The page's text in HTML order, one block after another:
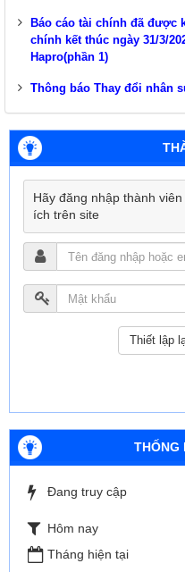
Báo cáo tài chính đã được
chính kết thúc ngày 31/3/
Hapro(phần 1)
Thông báo Thay đổi nhân
Hãy đăng nhập thành
ích trên site
THỐNG
Đang truy cập
Hôm nay
Tháng hiện tại